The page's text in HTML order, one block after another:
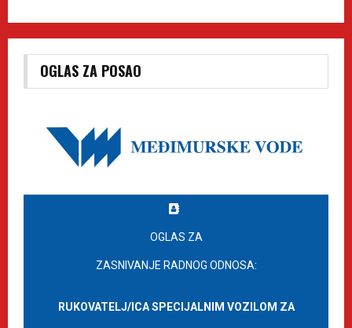
OGLAS ZA POSAO
OGLAS ZA
ZASNIVANJE RADNOG ODNOSA:
RUKOVATELJ/ICA SPECIJALNIM VOZILOM ZA